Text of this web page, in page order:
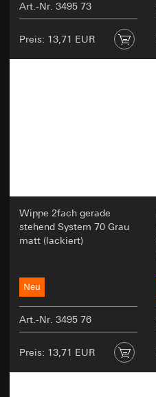
Art.-Nr. 3495 73
Preis: 13,71 EUR
Wippe 2fach gerade
stehend System 70 Grau
matt (lackiert)
Neu
Art.-Nr. 3495 76
Preis: 13,71 EUR